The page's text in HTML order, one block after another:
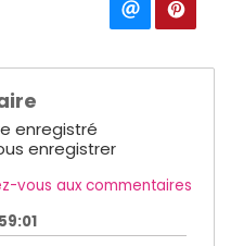
enregistré
enregistrer
vous aux commentaires